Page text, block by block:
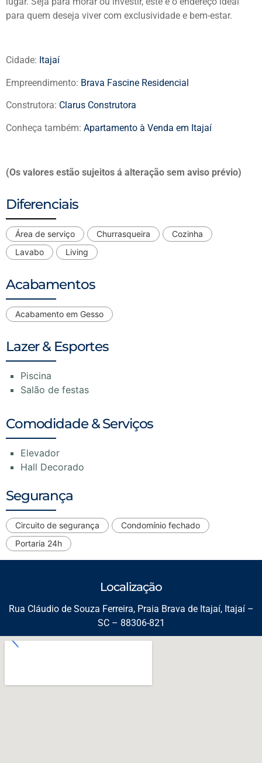
para quem deseja viver com exclusividade e bem-estar.
Cidade: Itajaí
Empreendimento: Brava Fascine Residencial
Construtora: Clarus Construtora
Conheça também: Apartamento à Venda em Itajaí
(Os valores estão sujeitos á alteração sem aviso prévio)
Diferenciais
Área de serviço Churrasqueira
Cozinha
Lavabo
Living
Acabamentos
Acabamento em Gesso
Lazer & Esportes
Piscina
Salão de festas
Comodidade & Serviços
Elevador
Hall Decorado
Segurança
Circuito de segurança
Condomínio fechado
Portaria 24h
Localização
Rua Cláudio de Souza Ferreira, Praia Brava de Itajaí, Itajaí –
SC – 88306-821